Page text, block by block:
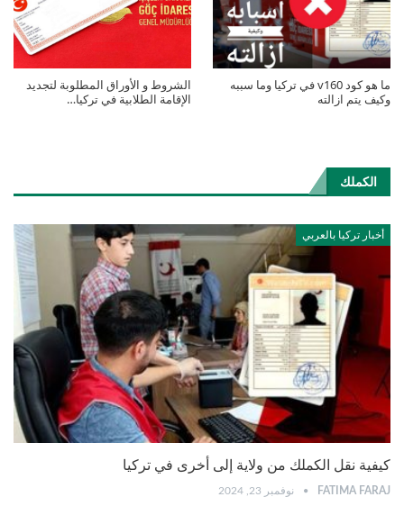
ما هو كود v160 في تركيا وما سببه
وكيف يتم ازالته
الشروط و الأوراق المطلوبة لتجديد
الإقامة الطلابية في تركيا…
الكملك
أخبار تركيا بالعربي
كيفية نقل الكملك من ولاية إلى أخرى في تركيا
FATIMA FARAJ نوفمبر 23, 2024